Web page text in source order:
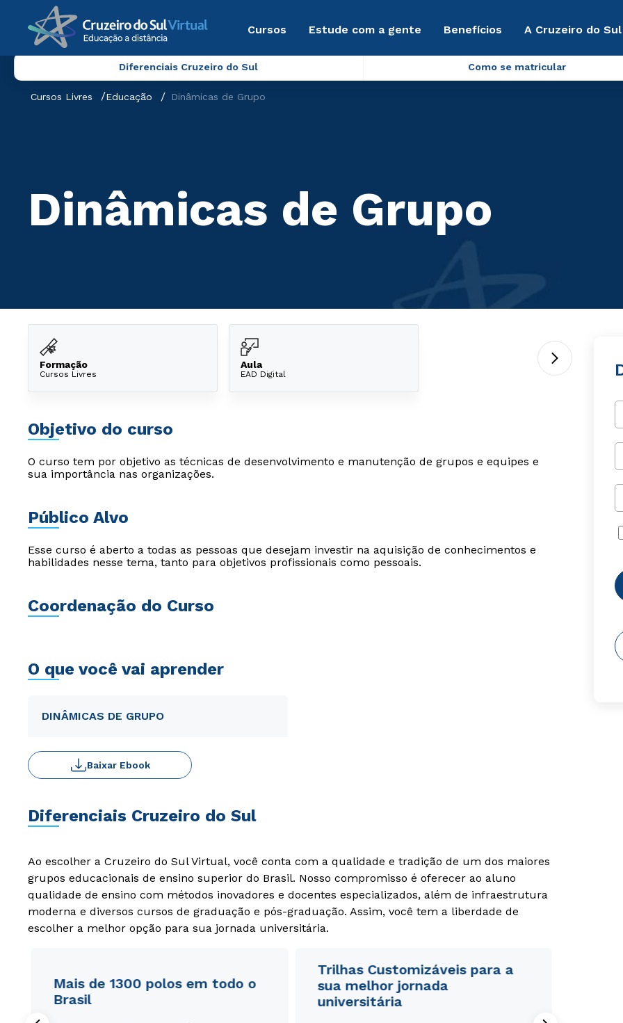
Cursos Estude com a gente Benefícios A Cruzeiro do
Diferenciais Cruzeiro do Sul Como se matricular
Cursos Livres Educação Dinâmicas de Grupo
Dinâmicas de Grupo
Formação
Cursos Livres
Aula
EAD Digital
Objetivo do curso
O curso tem por objetivo as técnicas de desenvolvimento e manutenção de grupos e equipes e
sua importância nas organizações.
Público Alvo
Esse curso é aberto a todas as pessoas que desejam investir na aquisição de conhecimentos e
habilidades nesse tema, tanto para objetivos profissionais como pessoais.
Coordenação do Curso
O que você vai aprender
DINÂMICAS DE GRUPO
Baixar Ebook
Diferenciais Cruzeiro do Sul
Ao escolher a Cruzeiro do Sul Virtual, você conta com a qualidade e tradição de um dos maiores
grupos educacionais de ensino superior do Brasil. Nosso compromisso é oferecer ao aluno
qualidade de ensino com métodos inovadores e docentes especializados, além de infraestrutura
moderna e diversos cursos de graduação e pós-graduação. Assim, você tem a liberdade de
escolher a melhor opção para sua jornada universitária.
Mais de 1300 polos em todo o
Brasil
Trilhas Customizáveis para a
sua melhor jornada
universitária